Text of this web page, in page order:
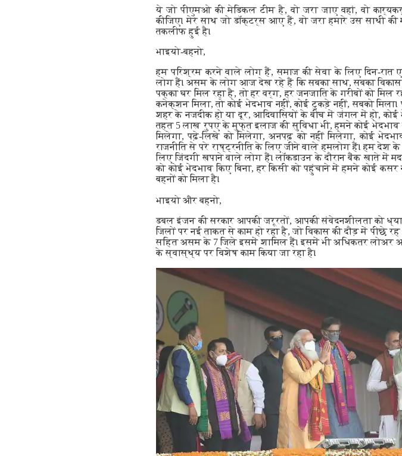
ये जो पीएमओ की मेडिकल टीम है, वो जरा जाए वहां, वो
कीजिए। मेरे साथ जो डॉक्टर्स आए हैं, वो जरा हमारे उस साथी
तकलीफ हुई है।
भाइयो-बहनो,
हम परिश्रम करने वाले लोग हैं, समाज की सेवा के लिए दिन-रात
लोग हैं। असम के लोग आज देख रहे हैं कि सबका साथ, सबका विकास,
पक्का घर मिल रहा है, तो हर वर्ग, हर जनजाति के गरीबों को मिल
कनेक्शन मिला, तो कोई भेदभाव नहीं, कोई टुकड़े नहीं, सबको मिला।
शहर के नजदीक हो या दूर, आदिवासियों के बीच में जंगल में हो, कोई
तहत 5 लाख रुपए के मुफ्त इलाज की सुविधा भी, हमने कोई भेदभाव
मिलेगा, पढ़े-लिखे को मिलेगा, अनपढ़ को नहीं मिलेगा, कोई
राजनीति से परे राष्ट्रनीति के लिए जीने वाले हमलोग हैं। हम
लिए जिंदगी खपाने वाले लोग हैं। लॉकडाउन के दौरान बैंक खाते में
को कोई भेदभाव किए बिना, हर किसी को पहुंचाने में हमने कोई
बहनों को मिला है।
भाइयो और बहनो,
डबल इंजन की सरकार आपकी जरूरतों, आपकी संवेदनशीलता को
जिलों पर नई ताकत से काम हो रहा है, जो विकास की दौड़ में पीछे
सहित असम के 7 जिले इसमें शामिल हैं। इसमें भी अधिकतर लोअर
के स्वास्थ्य पर विशेष काम किया जा रहा है।